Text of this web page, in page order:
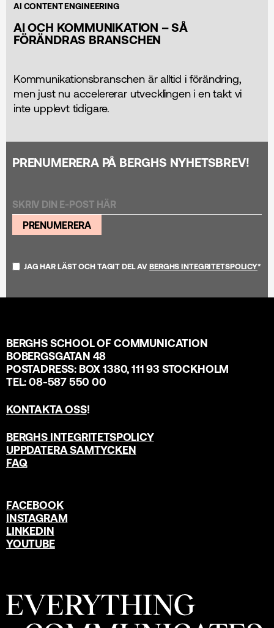
AI CONTENT ENGINEERING
AI OCH KOMMUNIKATION – SÅ
FÖRÄNDRAS BRANSCHEN
Kommunikations­branschen är alltid i förändring,
men just nu accelererar utvecklingen i en takt vi
inte upplevt tidigare.
PRENUMERERA PÅ BERGHS NYHETSBREV!
PRENUMERERA
JAG HAR LÄST OCH TAGIT DEL AVBERGHS INTEGRITETSPOLICY*
BERGHS SCHOOL OF COMMUNICATION
BOBERGSGATAN 48
POSTADRESS: BOX 1380, 111 93 STOCKHOLM
TEL: 08-587 550 00
KONTAKTA OSS!
BERGHS INTEGRITETSPOLICY
UPPDATERA SAMTYCKEN
FAQ
FACEBOOK
INSTAGRAM
LINKEDIN
YOUTUBE